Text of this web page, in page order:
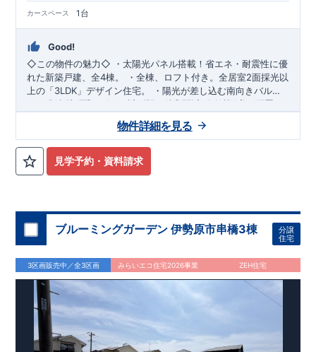
カースペース 1台
Good!
◇この物件の魅力◇ ・太陽光パネル搭載 ！省エネ・耐震性に優
れた新築戸建、全4棟。 ・全棟、ロフト付き。全居室2面採光以
上の「3LDK」デザイン住宅。 ・陽光が差し込む南向きバルコ
有。2部屋から行き来可能。 ・玄関近くに洗面室を配置し
な立地です。 ​◇アクセス◇
・西武池袋線「ひばりヶ丘」駅 徒歩21分(自転車8分)
友ひばりが丘団地店 徒歩10分 ・イトーヨーカドー東久留米
◇ブルーミングガーデンのこだわり◇
・誰が、何をしたか。が明確だからこそ、お客様の安心に繋が
コストダウンに努めています。【耐震等級3取得】・東栄住宅
の建物は、国が定めた耐震等級で最高の3を取得。建築基準法
で定められた、｢数百年に一度発生する地震に対して、倒壊、崩
います。【住宅性能評価ダブル取得】・設計住宅性能評価：
建物設計段階で、国が認めた第三者機関が評価しています。 ・
建設住宅性能評価：評価を受けた図面通りに施工されている
か、建設までに、計4回のチェックが行われます。 図面や書類
上だけでなく、現場の施工状況を検査した上で、品質を保証し
ています。
【充実のアフターサポート】
・東栄住宅では、お
引渡し後最大10回の無料定期点検と、60年間の品質保証を実
見学予約・資料請求
物件詳細を見る
ブルーミングガーデン 伊勢原市串橋3棟
分譲
住宅
3区画販売中／全3区画 みらいエコ住宅2026事業 ZEH住宅